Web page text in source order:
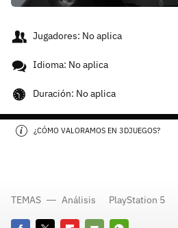
Jugadores: No aplica
Idioma: No aplica
Duración: No aplica
¿CÓMO VALORAMOS EN 3DJUEGOS?
TEMAS Análisis PlayStation 5